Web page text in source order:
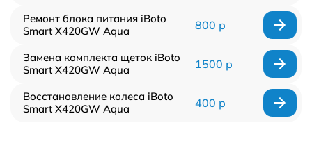
Ремонт блока питания iBoto
Smart Х420GW Aqua
800 р
Замена комплекта щеток iBoto
Smart Х420GW Aqua
1500 р
Восстановление колеса iBoto
Smart Х420GW Aqua
400 р